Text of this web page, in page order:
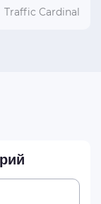
Traffic Cardinal